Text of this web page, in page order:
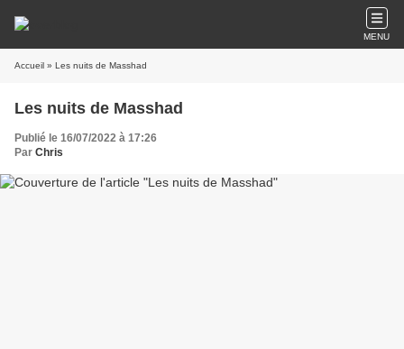
MENU
Accueil » Les nuits de Masshad
Les nuits de Masshad
Publié le 16/07/2022 à 17:26
Par Chris